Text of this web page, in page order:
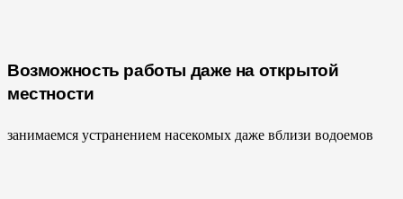
Возможность работы даже на открытой
местности
занимаемся устранением насекомых даже вблизи водоемов